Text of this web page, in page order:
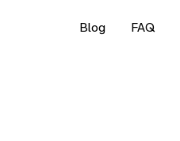
Blog FAQ